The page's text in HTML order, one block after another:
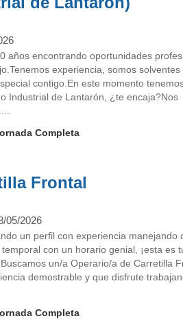
años encontrando oportunidades
experiencia, somos solventes
contigo.En este momento
Industrial de Lantarón, ¿te encaja?Nos
Completa
Frontal
05/2026
un perfil con experiencia manejando
con un horario genial, ¡esta es
un/a Operario/a de Carretilla
demostrable y que disfrute
Completa